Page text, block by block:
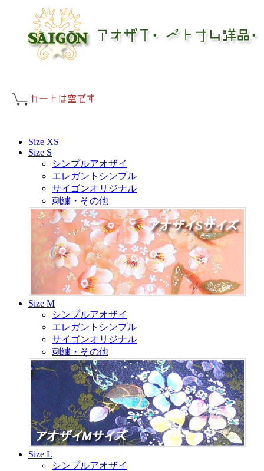
Size XS
Size S
シンプルアオザイ
エレガントシンプル
サイゴンオリジナル
刺繍・その他
Size M
シンプルアオザイ
エレガントシンプル
サイゴンオリジナル
刺繍・その他
Size L
シンプルアオザイ